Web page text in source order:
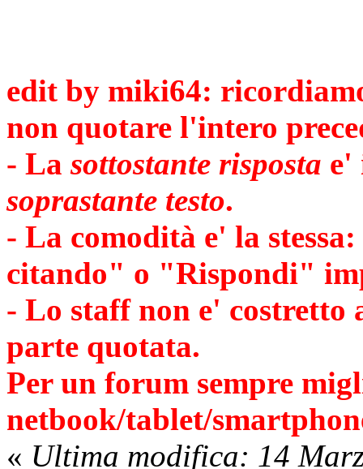
edit by miki64:
non quotare l'intero
- Lasottostante risposta e'
soprastante testo.
- La comodità e' la
citando" o "Rispondi"
- Lo staff non e' costretto
parte quotata.
Per un forum sempre
netbook/tablet/
« Ultima modifica: 14